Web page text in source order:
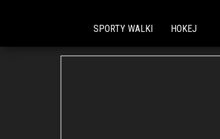
SPORTY WALKI HOKEJ